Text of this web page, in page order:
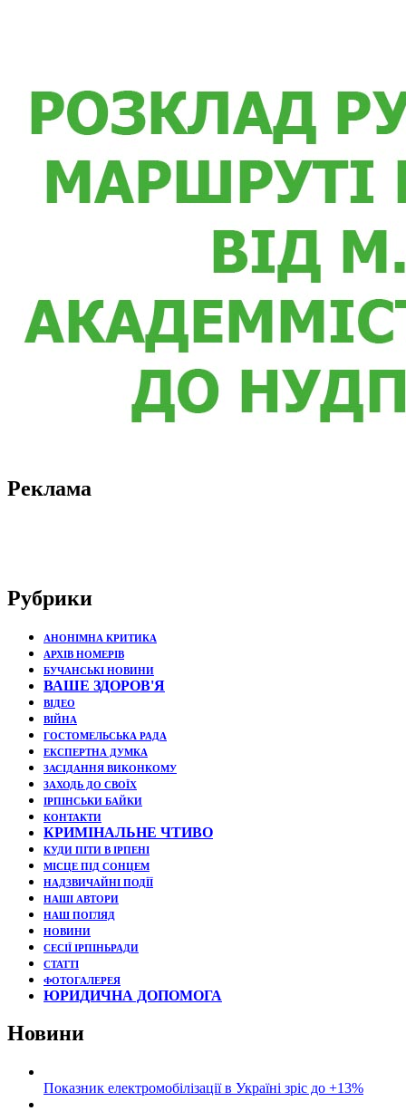
Реклама
Рубрики
АНОНІМНА КРИТИКА
АРХІВ НОМЕРІВ
БУЧАНСЬКІ НОВИНИ
ВАШЕ ЗДОРОВ'Я
ВІДЕО
ВІЙНА
ГОСТОМЕЛЬСЬКА РАДА
ЕКСПЕРТНА ДУМКА
ЗАСІДАННЯ ВИКОНКОМУ
ЗАХОДЬ ДО СВОЇХ
ІРПІНСЬКИ БАЙКИ
КОНТАКТИ
КРИМІНАЛЬНЕ ЧТИВО
КУДИ ПІТИ В ІРПЕНІ
МІСЦЕ ПІД СОНЦЕМ
НАДЗВИЧАЙНІ ПОДЇЇ
НАШІ АВТОРИ
НАШ ПОГЛЯД
НОВИНИ
СЕСІЇ ІРПІНЬРАДИ
СТАТТІ
ФОТОГАЛЕРЕЯ
ЮРИДИЧНА ДОПОМОГА
Новини
Показник електромобілізації в Україні зріс до +13%